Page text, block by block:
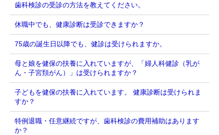
歯科検診の受診の方法を教えてください。
休職中でも、健康診断は受診できますか？
75歳の誕生日以降でも、健診は受けられますか。
母と娘を健保の扶養に入れていますが、「婦人科健診（乳が
ん・子宮頚がん）」は受けられますか？
子どもを健保の扶養に入れています。 健康診断は受けられま
すか？
特例退職・任意継続ですが、歯科検診の費用補助はあります
か？